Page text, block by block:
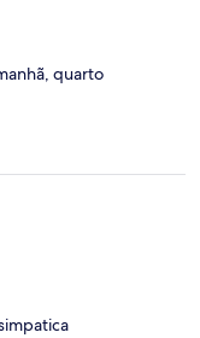
quarto